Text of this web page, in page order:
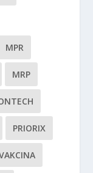
MPR
MRP
PRIORIX